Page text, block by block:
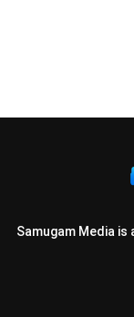
Samugam Media is